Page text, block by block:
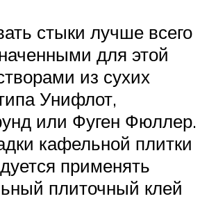
стыки лучше всего
для этой
из сухих
Унифлот,
или Фуген Фюллер.
кафельной плитки
применять
плиточный клей